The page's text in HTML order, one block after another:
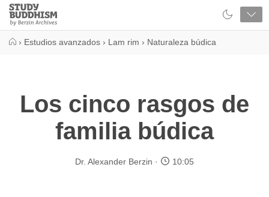
Close
Study
Buddhism
› Estudios avanzados › Lam rim › Naturaleza búdica
Los cinco rasgos de
familia búdica
Dr. Alexander Berzin 10:05